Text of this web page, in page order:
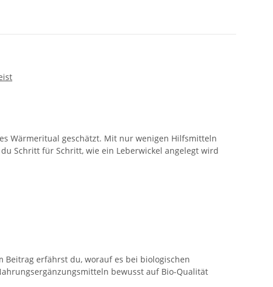
Wärmeritual geschätzt. Mit nur wenigen Hilfsmitteln
Schritt für Schritt, wie ein Leberwickel angelegt wird
Beitrag erfährst du, worauf es bei biologischen
bewusst auf Bio-Qualität